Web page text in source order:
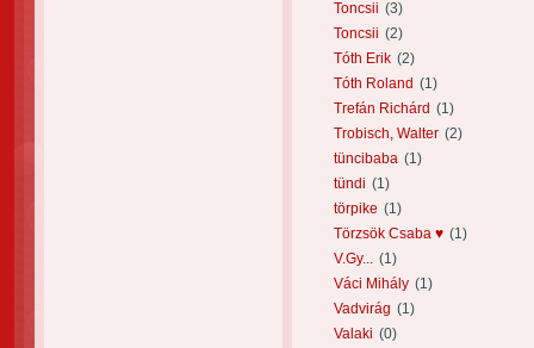
Toncsii (3)
Toncsii (2)
Tóth Erik (2)
Tóth Roland (1)
Trefán Richárd (1)
Trobisch, Walter (2)
tüncibaba (1)
tündi (1)
törpike (1)
Törzsök Csaba ♥ (1)
V.Gy...
(1)
Váci Mihály (1)
Vadvirág (1)
Valaki (0)